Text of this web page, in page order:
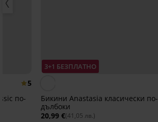
5
по-
3+1 БЕЗПЛАТНО
Бикини Anastasia класически по-
дълбоки
20,99 €(41,05 лв.)